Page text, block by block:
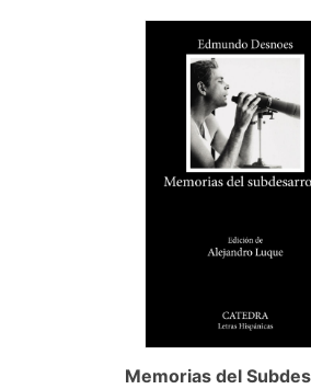
Memorias del